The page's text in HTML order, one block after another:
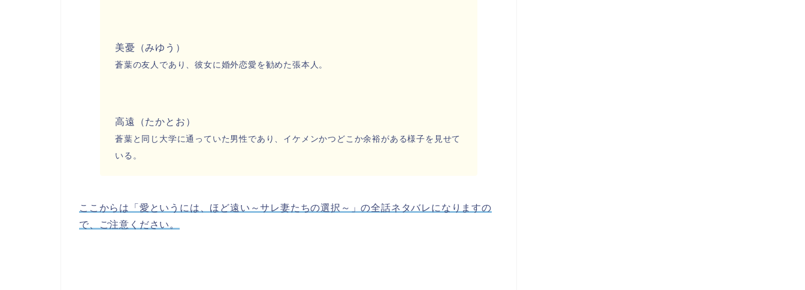
美憂（みゆう）
蒼葉の友人であり、彼女に婚外恋愛を勧めた張本人。
高遠（たかとお）
蒼葉と同じ大学に通っていた男性であり、イケメンかつどこか余裕がある様子を見せて
いる。
ここからは「愛というには、ほど遠い～サレ妻たちの選択～」の全話ネタバレになりますの
で、ご注意ください。